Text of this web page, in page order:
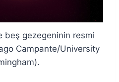
beş gezegeninin resmi
Campante/University